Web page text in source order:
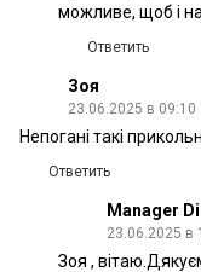
можливе, щоб і
Ответить
Зоя
23.06.2025 в 09:10
Непогані такі
Ответить
Manager
23.06.2025 в
Зоя ,